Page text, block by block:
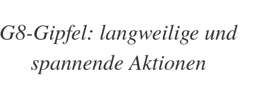
G8-Gipfel: langweilige und
spannende Aktionen